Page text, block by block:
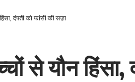
दंपती को फांसी की सज़ा
से यौन